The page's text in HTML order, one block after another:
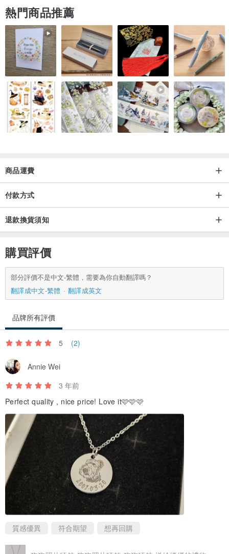
▫ 如果您在發貨日期後 30 天內沒有收到訂單，請聯繫我們。
▫ 如果您未在發貨日期後 60 天內收到您的包裹，我們將其視為“丟失
的物品”。
▫對於丟失的物品：
▪ 我們會寄給您一個新的用於更換。
• 護理 • 指導 •
▫ 請勿佩戴它去游泳池、水療中心或海灘。
▫ 在睡覺、鍛煉或進行其他重體力活動時脫下。
▫ 用柔軟的無絨布輕輕擦拭。不要使用金屬拋光布。
▫ 將您的首飾存放在陰涼乾燥的地方。
----- --- ---------
♥ 我們旨在為您提供最愉快的購物體驗。 ♥
◦ 如有任何疑問，請聯繫我們。
◦ 所有問題將在 2 個工作日內得到答复。
◦ 歡迎批發問題。 ♥♥♥
♥ 感謝您在 MaryGraceDesign 購物 ♥
熱門商品推薦
商品運費
付款方式
退款換貨須知
購買評價
部分評價不是中文-繁體，需要為你自動翻譯嗎？
翻譯成中文-繁體
翻譯成英文
品牌所有評價
5 (2)
Annie Wei
3 年前
Perfect quality , nice price! Love it🩷🩷🩷
質感優異 符合期望 想再回購